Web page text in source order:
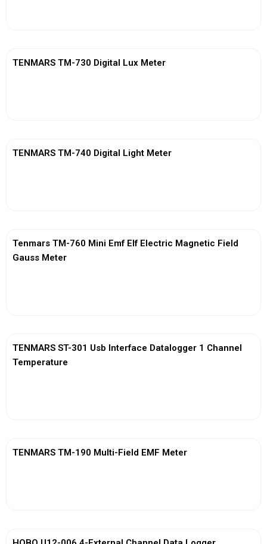
TENMARS TM-730 Digital Lux Meter
TENMARS TM-740 Digital Light Meter
Tenmars TM-760 Mini Emf Elf Electric Magnetic Field
Gauss Meter
TENMARS ST-301 Usb Interface Datalogger 1 Channel
Temperature
TENMARS TM-190 Multi-Field EMF Meter